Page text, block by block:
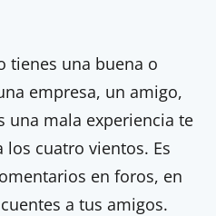
tienes una buena o
empresa, un amigo,
una mala experiencia te
los cuatro vientos. Es
en foros, en
a tus amigos.